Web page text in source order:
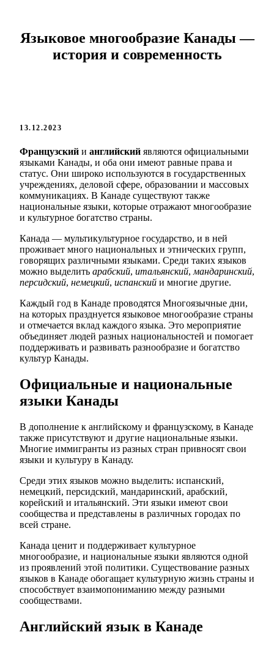
Языковое многообразие Канады —
история и современность
13.12.2023
Французский и английский являются официальными
языками Канады, и оба они имеют равные права и
статус. Они широко используются в государственных
учреждениях, деловой сфере, образовании и массовых
коммуникациях. В Канаде существуют также
национальные языки, которые отражают многообразие
и культурное богатство страны.
Канада — мультикультурное государство, и в ней
проживает много национальных и этнических групп,
говорящих различными языками. Среди таких языков
можно выделить арабский, итальянский, мандаринский,
персидский, немецкий, испанский и многие другие.
Каждый год в Канаде проводятся Многоязычные дни,
на которых празднуется языковое многообразие страны
и отмечается вклад каждого языка. Это мероприятие
объединяет людей разных национальностей и помогает
поддерживать и развивать разнообразие и богатство
культур Канады.
Официальные и национальные
языки Канады
В дополнение к английскому и французскому, в Канаде
также присутствуют и другие национальные языки.
Многие иммигранты из разных стран привносят свои
языки и культуру в Канаду.
Среди этих языков можно выделить: испанский,
немецкий, персидский, мандаринский, арабский,
корейский и итальянский. Эти языки имеют свои
сообщества и представлены в различных городах по
всей стране.
Канада ценит и поддерживает культурное
многообразие, и национальные языки являются одной
из проявлений этой политики. Существование разных
языков в Канаде обогащает культурную жизнь страны и
способствует взаимопониманию между разными
сообществами.
Английский язык в Канаде